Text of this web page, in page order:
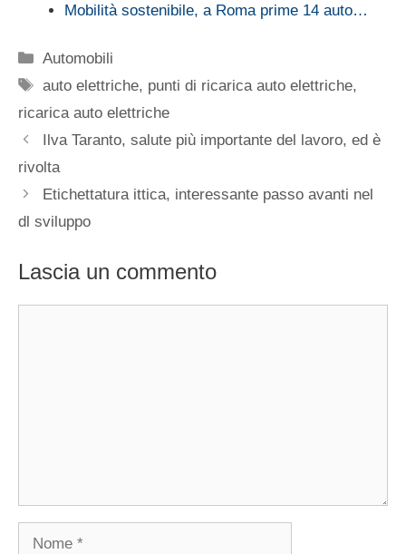
Mobilità sostenibile, a Roma prime 14 auto…
Categorie
Automobili
Tag
auto elettriche, punti di ricarica auto elettriche,
ricarica auto elettriche
Ilva Taranto, salute più importante del lavoro, ed è
rivolta
Etichettatura ittica, interessante passo avanti nel
dl sviluppo
Lascia un commento